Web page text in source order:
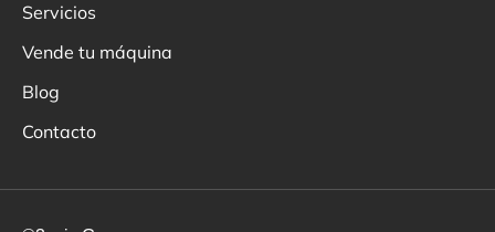
Servicios
Vende tu máquina
Blog
Contacto